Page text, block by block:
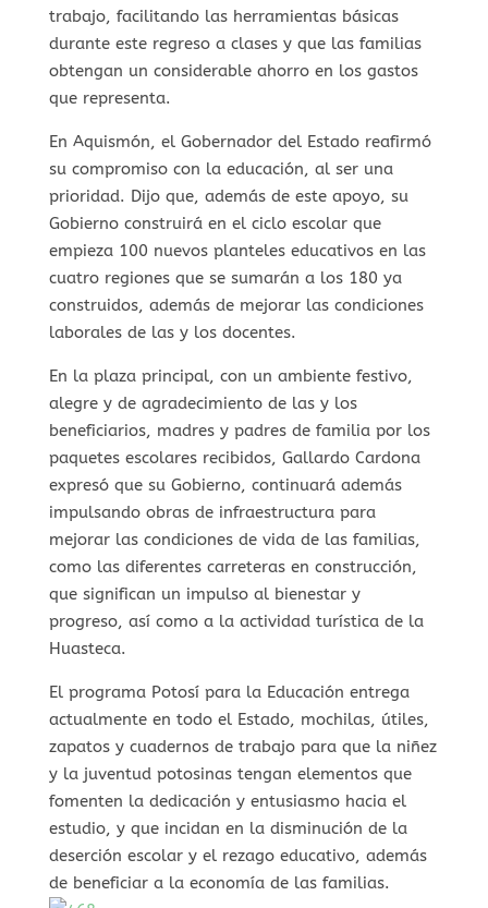
trabajo, facilitando las herramientas básicas
durante este regreso a clases y que las familias
obtengan un considerable ahorro en los gastos
que representa.
En Aquismón, el Gobernador del Estado reafirmó
su compromiso con la educación, al ser una
prioridad. Dijo que, además de este apoyo, su
Gobierno construirá en el ciclo escolar que
empieza 100 nuevos planteles educativos en las
cuatro regiones que se sumarán a los 180 ya
construidos, además de mejorar las condiciones
laborales de las y los docentes.
En la plaza principal, con un ambiente festivo,
alegre y de agradecimiento de las y los
beneficiarios, madres y padres de familia por los
paquetes escolares recibidos, Gallardo Cardona
expresó que su Gobierno, continuará además
impulsando obras de infraestructura para
mejorar las condiciones de vida de las familias,
como las diferentes carreteras en construcción,
que significan un impulso al bienestar y
progreso, así como a la actividad turística de la
Huasteca.
El programa Potosí para la Educación entrega
actualmente en todo el Estado, mochilas, útiles,
zapatos y cuadernos de trabajo para que la niñez
y la juventud potosinas tengan elementos que
fomenten la dedicación y entusiasmo hacia el
estudio, y que incidan en la disminución de la
deserción escolar y el rezago educativo, además
de beneficiar a la economía de las familias.